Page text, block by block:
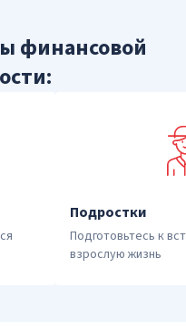
финансовой
Подростки
Подготовьтесь к
взрослую жизнь